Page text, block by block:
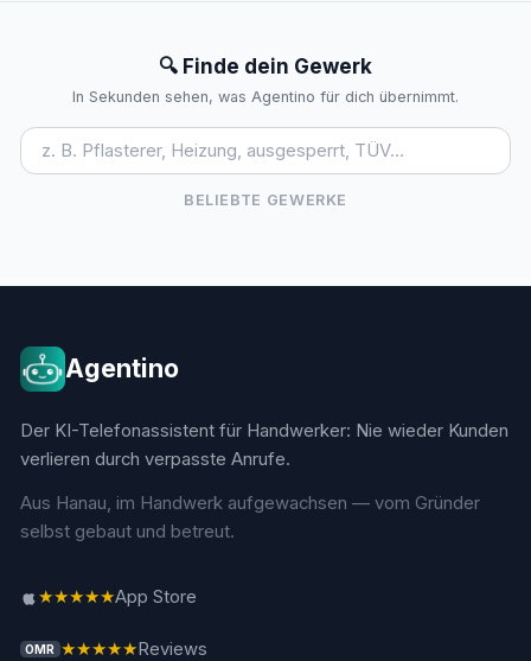
🔍 Finde dein Gewerk
In Sekunden sehen, was Agentino für dich übernimmt.
BELIEBTE GEWERKE
Agentino
Der KI-Telefonassistent für Handwerker: Nie wieder Kunden
verlieren durch verpasste Anrufe.
Aus Hanau, im Handwerk aufgewachsen — vom Gründer
selbst gebaut und betreut.
★★★★★App Store
OMR ★★★★★Reviews